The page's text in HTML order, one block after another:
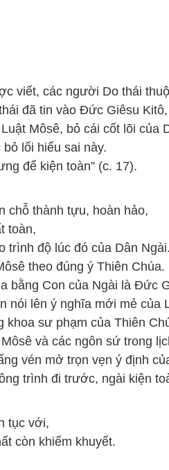
viết, các người Do thái
đã tin vào Đức Giêsu Kitô,
Môsê, bỏ cái cốt lõi của
lối hiểu sai này.
để kiện toàn” (c. 17).
chỗ thành tựu, hoàn hảo,
toàn,
trình độ lúc đó của Dân
theo đúng ý Thiên Chúa.
bằng Con của Ngài là Đức
nói lên ý nghĩa mới mẻ của
khoa sư phạm của Thiên
và các ngôn sứ trong
vén mở trọn vẹn ý định
trình đi trước, ngài kiện
tục với,
còn khiếm khuyết.